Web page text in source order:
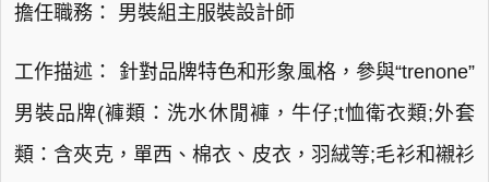
擔任職務： 男裝組主服裝設計師
工作描述： 針對品牌特色和形象風格，參與“trenone”
男裝品牌(褲類：洗水休閒褲，牛仔;t恤衛衣類;外套
類：含夾克，單西、棉衣、皮衣，羽絨等;毛衫和襯衫